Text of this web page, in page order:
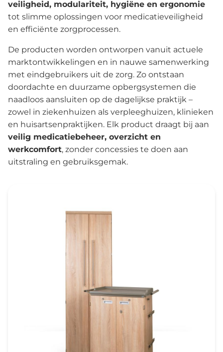
veiligheid, modulariteit, hygiëne en ergonomie
tot slimme oplossingen voor medicatieveiligheid
en efficiënte zorgprocessen.
De producten worden ontworpen vanuit actuele
marktontwikkelingen en in nauwe samenwerking
met eindgebruikers uit de zorg. Zo ontstaan
doordachte en duurzame opbergsystemen die
naadloos aansluiten op de dagelijkse praktijk –
zowel in ziekenhuizen als verpleeghuizen, klinieken
en huisartsenpraktijken. Elk product draagt bij aan
veilig medicatiebeheer, overzicht en
werkcomfort, zonder concessies te doen aan
uitstraling en gebruiksgemak.